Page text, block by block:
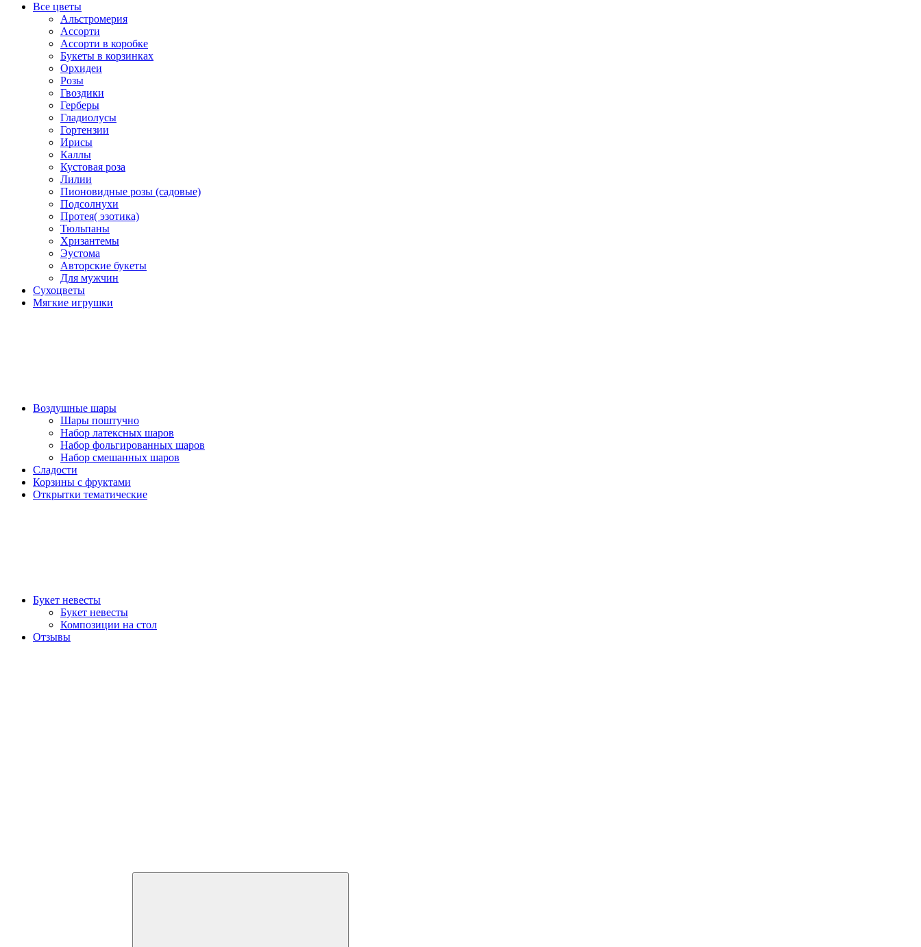
Все цветы
Альстромерия
Ассорти
Ассорти в коробке
Букеты в корзинках
Орхидеи
Розы
Гвоздики
Герберы
Гладиолусы
Гортензии
Ирисы
Каллы
Кустовая роза
Лилии
Пионовидные розы (садовые)
Подсолнухи
Протея( эзотика)
Тюльпаны
Хризантемы
Эустома
Авторские букеты
Для мужчин
Сухоцветы
Мягкие игрушки
Воздушные шары
Шары поштучно
Набор латексных шаров
Набор фольгированных шаров
Набор смешанных шаров
Сладости
Корзины с фруктами
Открытки тематические
Букет невесты
Букет невесты
Композиции на стол
Отзывы